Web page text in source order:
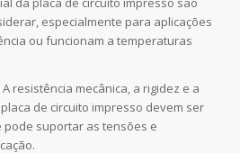
especialmente para aplicações
ou funcionam a temperaturas
resistência mecânica, a rigidez e a
de circuito impresso devem ser
suportar as tensões e